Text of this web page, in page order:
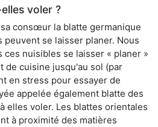
voler ?
consœur la blatte germanique
peuvent se laisser planer. Nous
nuisibles se laisser « planer »
de cuisine jusqu'au sol (par
en stress pour essayer de
appelée également blatte des
elles voler. Les blattes orientales
à proximité des matières